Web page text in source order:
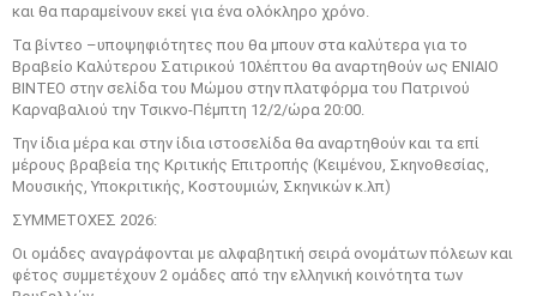
και θα παραμείνουν εκεί για ένα ολόκληρο χρόνο.
Τα βίντεο –υποψηφιότητες που θα μπουν στα καλύτερα για το
Βραβείο Καλύτερου Σατιρικού 10λέπτου θα αναρτηθούν ως ΕΝΙΑΙΟ
ΒΙΝΤΕΟ στην σελίδα του Μώμου στην πλατφόρμα του Πατρινού
Καρναβαλιού την Τσικνο-Πέμπτη 12/2/ώρα 20:00.
Την ίδια μέρα και στην ίδια ιστοσελίδα θα αναρτηθούν και τα επί
μέρους βραβεία της Κριτικής Επιτροπής (Κειμένου, Σκηνοθεσίας,
Μουσικής, Υποκριτικής, Κοστουμιών, Σκηνικών κ.λπ)
ΣΥΜΜΕΤΟΧΕΣ 2026:
Οι ομάδες αναγράφονται με αλφαβητική σειρά ονομάτων πόλεων και
φέτος συμμετέχουν 2 ομάδες από την ελληνική κοινότητα των